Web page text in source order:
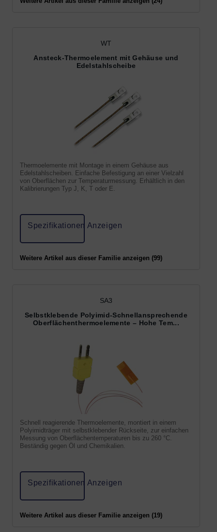
WT
Ansteck-Thermoelement mit Gehäuse und
Edelstahlscheibe
Thermoelemente mit Montage in einem Gehäuse aus
Edelstahlscheiben. Einfache Befestigung an einer Vielzahl
von Oberflächen zur Temperaturmessung. Erhältlich in den
Kalibrierungen Typ J, K, T oder E.
Spezifikationen Anzeigen
Weitere Artikel aus dieser Familie anzeigen (99)
SA3
Selbstklebende Polyimid-Schnellansprechende
Oberflächenthermoelemente – Hohe Tem...
Schnell reagierende Thermoelemente, montiert in einem
Polyimidträger mit selbstklebender Rückseite, zur einfachen
Messung von Oberflächentemperaturen bis zu 260 °C.
Beständig gegen Öl und Chemikalien.
Spezifikationen Anzeigen
Weitere Artikel aus dieser Familie anzeigen (19)